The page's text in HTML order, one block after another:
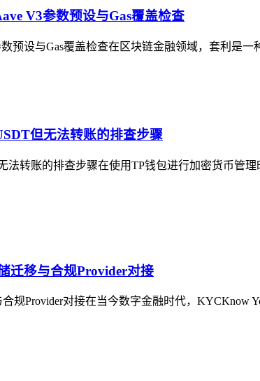
V3参数预设与Gas覆盖检查
预设与Gas覆盖检查在区块链金融领域，套利是
但无法转账的排查步骤
法转账的排查步骤在使用TP钱包进行加密货币管
迁移与合规Provider对接
规Provider对接在当今数字金融时代，KYCKnow